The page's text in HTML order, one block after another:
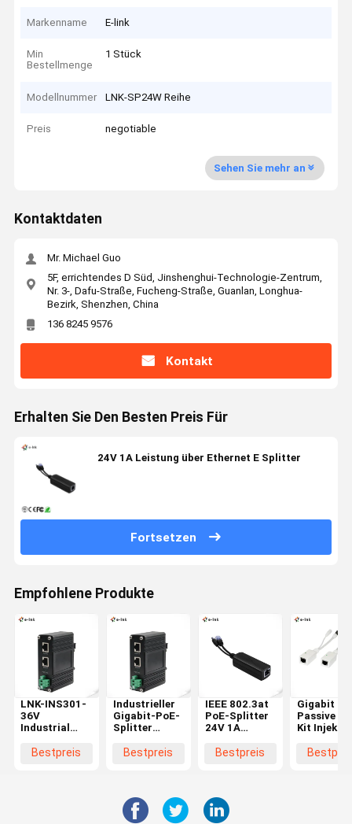
Markenname E-link
Min
Bestellmenge
1 Stück
Modellnummer LNK-SP24W Reihe
Preis negotiable
Sehen Sie mehr an
Kontaktdaten
Mr. Michael Guo
5F, errichtendes D Süd, Jinshenghui-Technologie-Zentrum,
Nr. 3-, Dafu-Straße, Fucheng-Straße, Guanlan, Longhua-
Bezirk, Shenzhen, China
136 8245 9576
Kontakt
Erhalten Sie Den Besten Preis Für
24V 1A Leistung über Ethernet E Splitter
Fortsetzen
Empfohlene Produkte
LNK-INS301-
36V
Industrial
Ethernet PoE
Bestpreis
Industrieller
Gigabit-PoE-
Splitter
Ausgang IEEE
bis 100 Meter
Bestpreis
IEEE 802.3at
PoE-Splitter
24V 1A
für Nicht-
Bestpreis
Gigabit
Passive
Kit
AP IP